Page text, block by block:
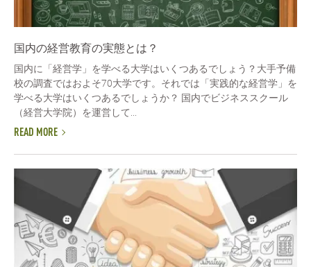
国内の経営教育の実態とは？
国内に「経営学」を学べる大学はいくつあるでしょう？大手予備
校の調査ではおよそ70大学です。それでは「実践的な経営学」を
学べる大学はいくつあるでしょうか？ 国内でビジネススクール
（経営大学院）を運営して...
READ MORE